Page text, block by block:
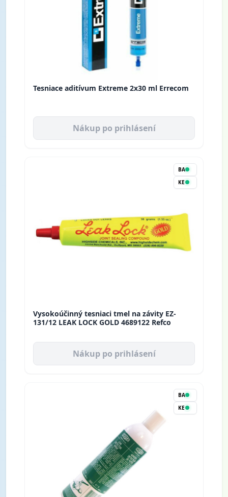
Tesniace aditívum Extreme 2x30 ml Errecom
Nákup po prihlásení
BA
KE
Vysokoúčinný tesniaci tmel na závity EZ-
131/12 LEAK LOCK GOLD 4689122 Refco
Nákup po prihlásení
BA
KE